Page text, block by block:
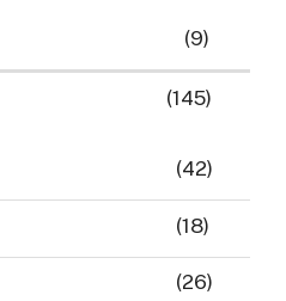
(9)
(145)
(42)
(18)
(26)